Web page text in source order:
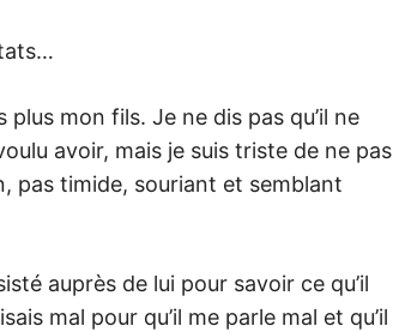
mon fils. Je ne dis pas qu’il ne
avoir, mais je suis triste de ne pas
pas timide, souriant et semblant
auprès de lui pour savoir ce qu’il
mal pour qu’il me parle mal et qu’il